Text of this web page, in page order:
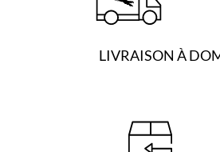
LIVRAISON À